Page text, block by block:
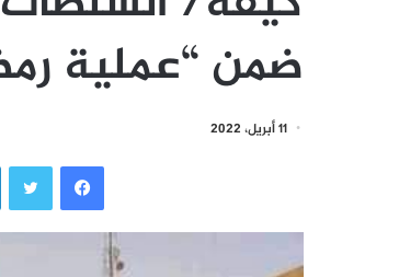
ضمن “عملية
11 أبريل، 2022
فيسبوك